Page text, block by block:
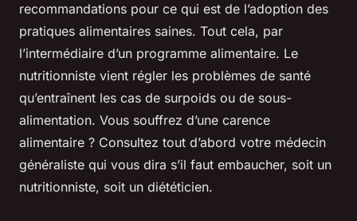
recommandations pour ce qui est de l’adoption des
pratiques alimentaires saines. Tout cela, par
l’intermédiaire d’un programme alimentaire. Le
nutritionniste vient régler les problèmes de santé
qu’entraînent les cas de surpoids ou de sous-
alimentation. Vous souffrez d’une carence
alimentaire ? Consultez tout d’abord votre médecin
généraliste qui vous dira s’il faut embaucher, soit un
nutritionniste, soit un diététicien.